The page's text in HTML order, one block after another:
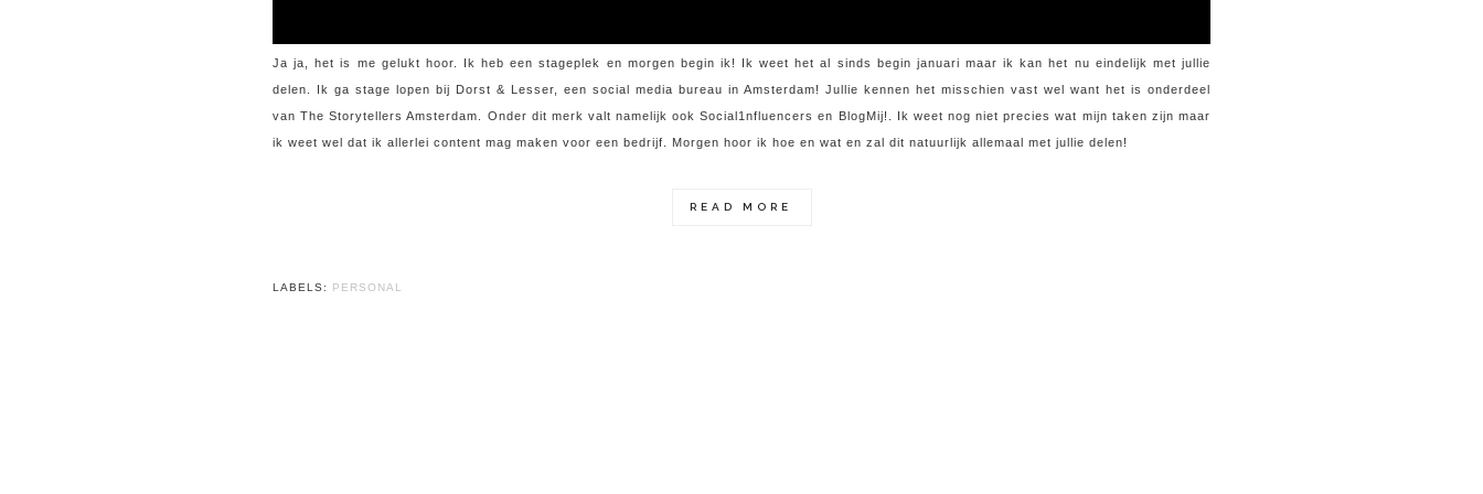
Ja ja, het is me gelukt hoor. Ik heb een stageplek en morgen begin ik! Ik weet het al sinds begin januari maar ik kan het nu eindelijk met jullie
delen. Ik ga stage lopen bij Dorst & Lesser, een social media bureau in Amsterdam! Jullie kennen het misschien vast wel want het is onderdeel
van The Storytellers Amsterdam. Onder dit merk valt namelijk ook Social1nfluencers en BlogMij!. Ik weet nog niet precies wat mijn taken zijn maar
ik weet wel dat ik allerlei content mag maken voor een bedrijf. Morgen hoor ik hoe en wat en zal dit natuurlijk allemaal met jullie delen!
READ MORE
LABELS: PERSONAL